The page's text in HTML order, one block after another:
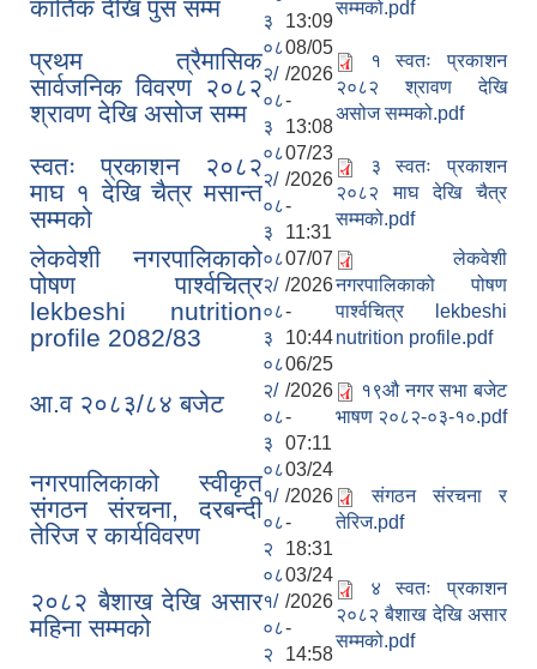
कार्तिक देखि पुस सम्म
३
13:09
सम्मको.pdf
प्रथम त्रैमासिक
सार्वजनिक विवरण २०८२
श्रावण देखि असोज सम्म
०८
२/
०८
३
08/05
/2026
-
13:08
१ स्वतः प्रकाशन
२०८२ श्रावण देखि
असोज सम्मको.pdf
स्वतः प्रकाशन २०८२
माघ १ देखि चैत्र मसान्त
सम्मको
०८
२/
०८
३
07/23
/2026
-
11:31
३ स्वतः प्रकाशन
२०८२ माघ देखि चैत्र
सम्मको.pdf
लेकवेशी नगरपालिकाको
पोषण पार्श्वचित्र
lekbeshi nutrition
profile 2082/83
०८
२/
०८
३
07/07
/2026
-
10:44
लेकवेशी
नगरपालिकाको पोषण
पार्श्वचित्र lekbeshi
nutrition profile.pdf
आ.व २०८३/८४ बजेट
०८
२/
०८
३
06/25
/2026
-
07:11
१९औ नगर सभा बजेट
भाषण २०८२-०३-१०.pdf
नगरपालिकाको स्वीकृत
संगठन संरचना, दरबन्दी
तेरिज र कार्यविवरण
०८
१/
०८
२
03/24
/2026
-
18:31
संगठन संरचना र
तेरिज.pdf
२०८२ बैशाख देखि असार
महिना सम्मको
०८
१/
०८
२
03/24
/2026
-
14:58
४ स्वतः प्रकाशन
२०८२ बैशाख देखि असार
सम्मको.pdf